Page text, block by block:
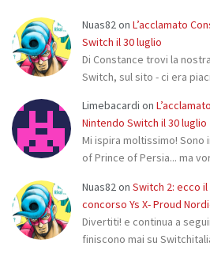
Nuas82on L’acclamato
Switch il 30 luglio
Di Constance trovi la
Switch, sul sito - ci era
Limebacardi on
Nintendo Switch il 30 luglio
Mi ispira moltissimo!
of Prince of Persia... ma
Nuas82on Switch 2: ecco
concorso Ys X- Proud
Divertiti! e continua a
finiscono mai su